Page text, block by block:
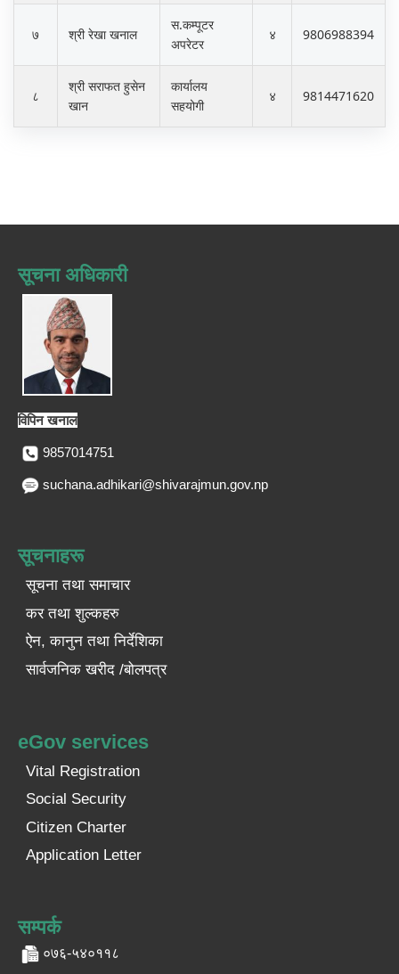
७ श्री रेखा खनाल
स.कम्पूटर
अपरेटर
४ 9806988394
८
श्री सराफत हुसेन
खान
कार्यालय
सहयोगी
४ 9814471620
सूचना अधिकारी
विपिन खनाल
9857014751
suchana.adhikari@shivarajmun.gov.np
सूचनाहरू
सूचना तथा समाचार
कर तथा शुल्कहरु
ऐन, कानुन तथा निर्देशिका
सार्वजनिक खरीद /बोलपत्र
eGov services
Vital Registration
Social Security
Citizen Charter
Application Letter
सम्पर्क
०७६-५४०११८